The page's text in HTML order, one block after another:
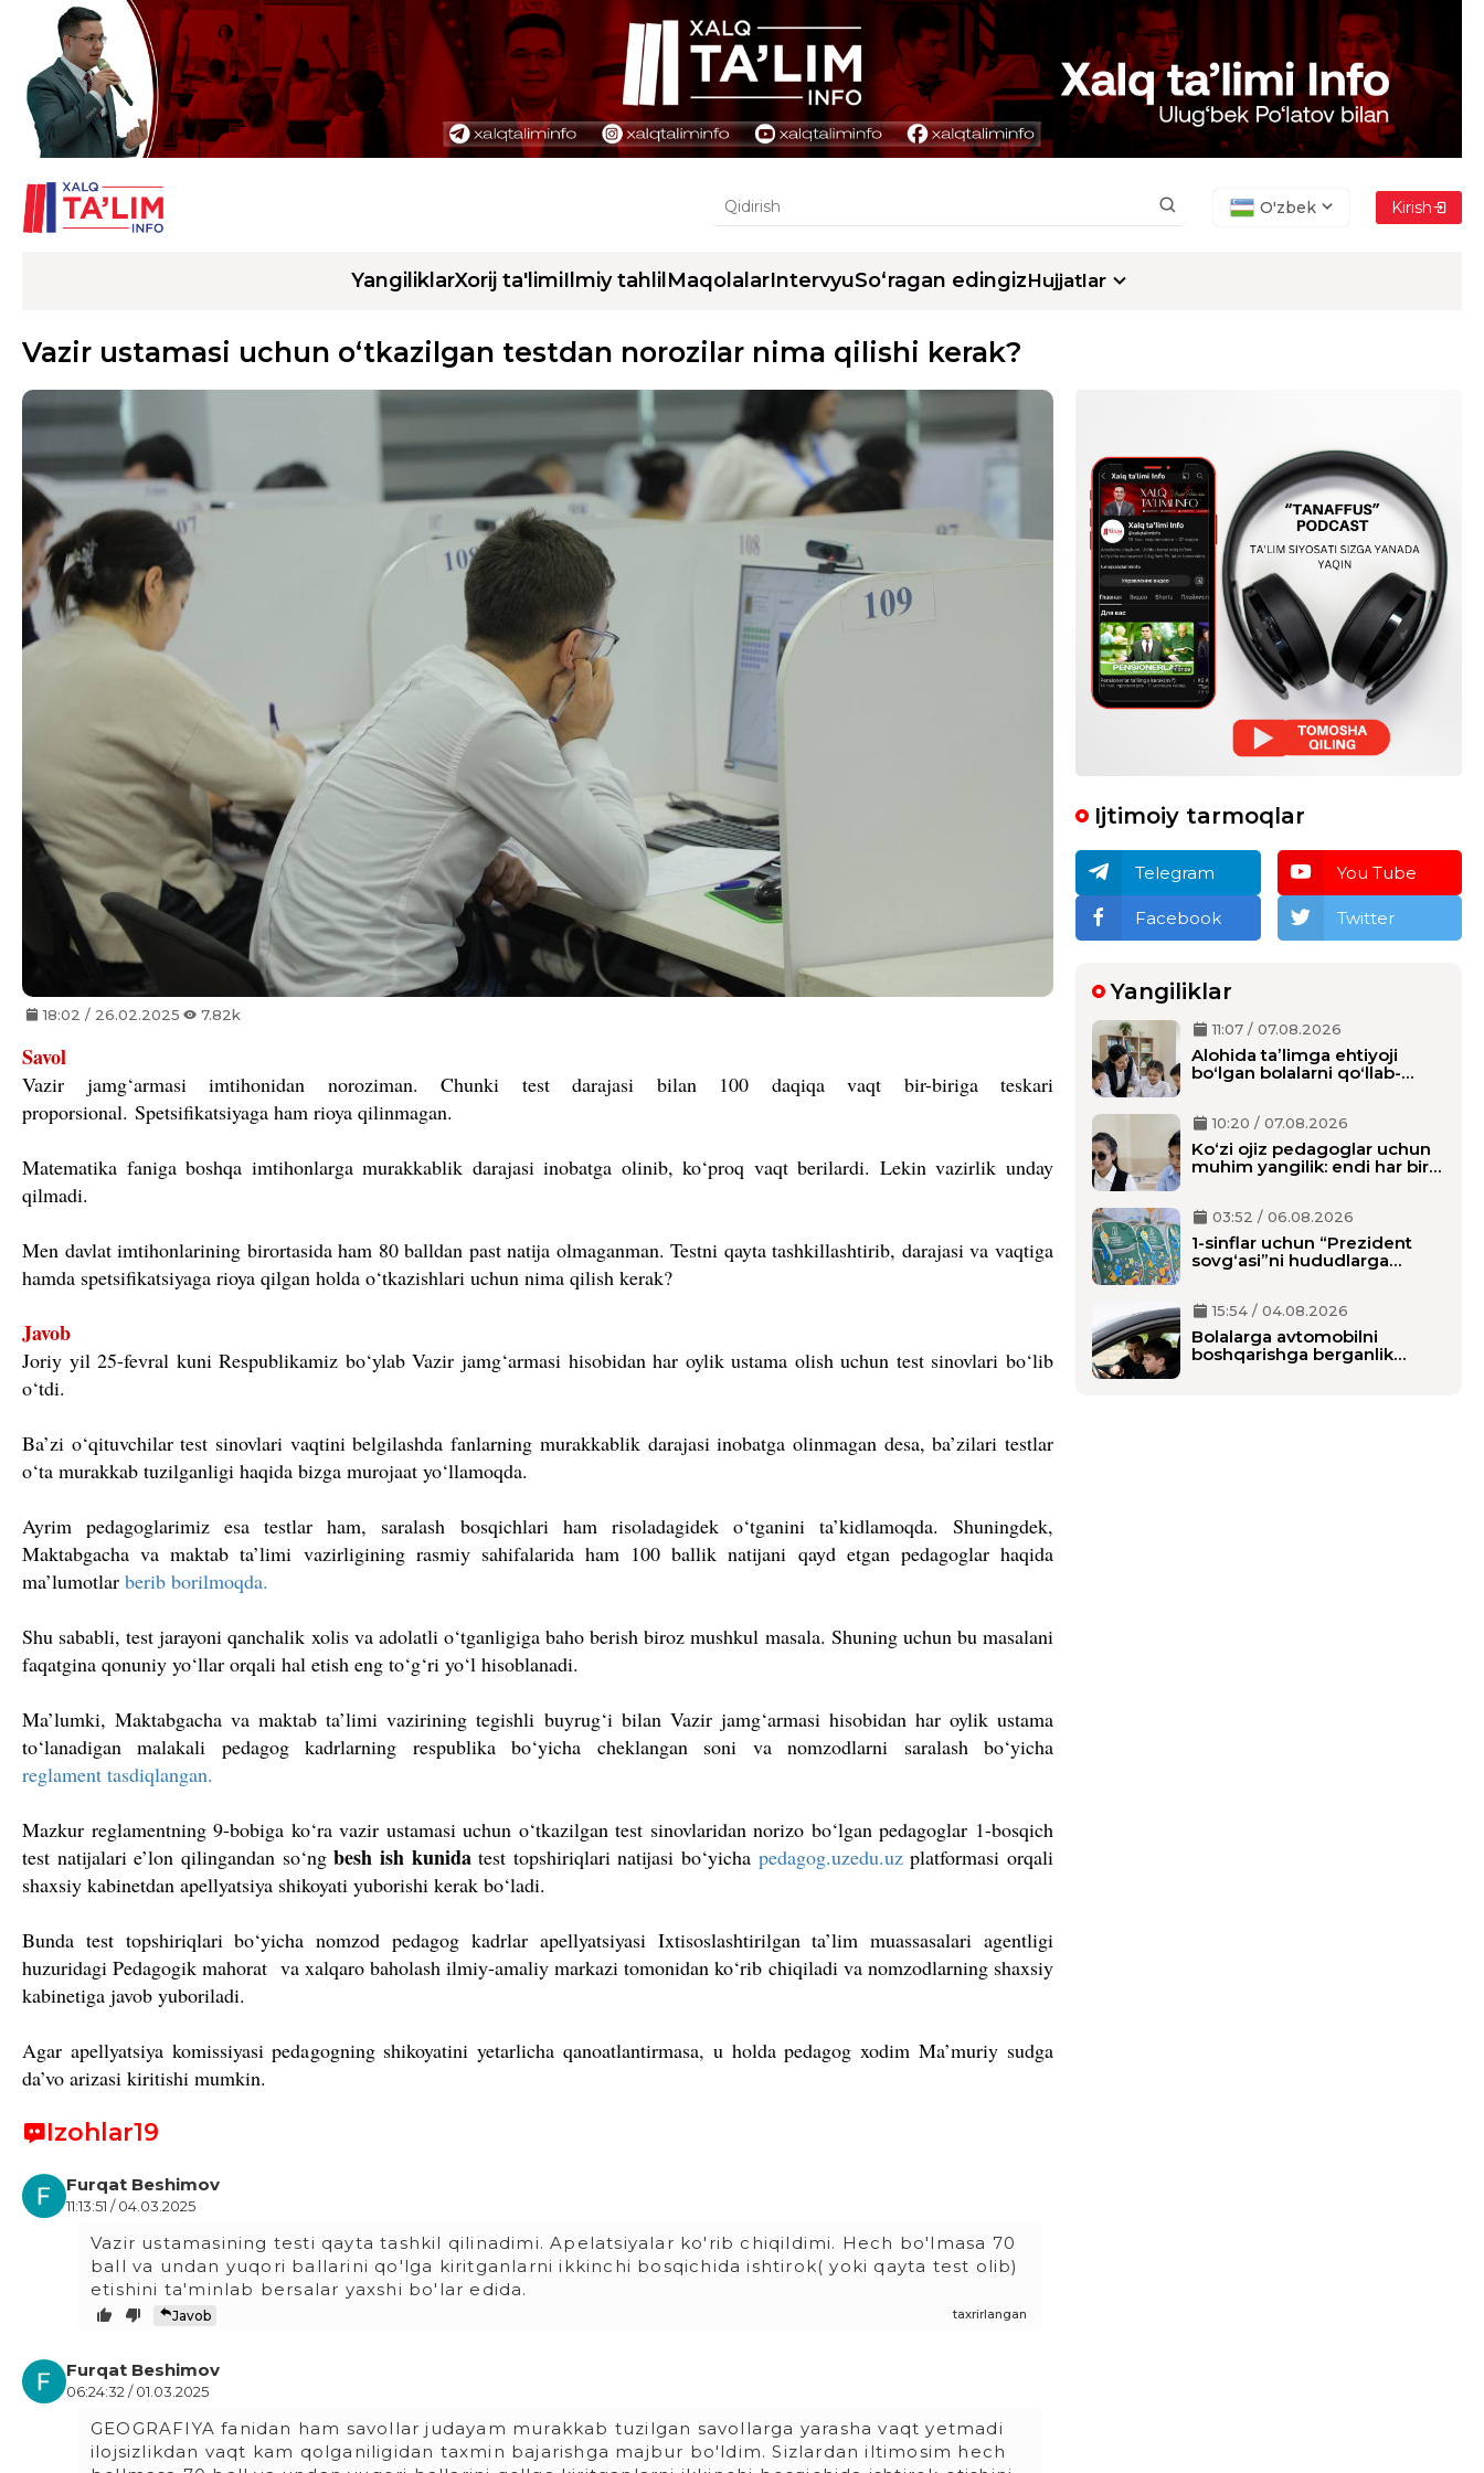
O'zbek Kirish
YangiliklarXorij ta'limiIlmiy tahlil MaqolalarIntervyuSo‘ragan edingizHujjatlar
Vazir ustamasi uchun o‘tkazilgan testdan norozilar nima qilishi kerak?
18:02 / 26.02.2025 7.82k
Savol
Vazir jamg‘armasi imtihonidan noroziman. Chunki test darajasi bilan 100 daqiqa vaqt bir-biriga teskari
proporsional. Spetsifikatsiyaga ham rioya qilinmagan.
Matematika faniga boshqa imtihonlarga murakkablik darajasi inobatga olinib, ko‘proq vaqt berilardi. Lekin vazirlik unday
qilmadi.
Men davlat imtihonlarining birortasida ham 80 balldan past natija olmaganman. Testni qayta tashkillashtirib, darajasi va vaqtiga
hamda spetsifikatsiyaga rioya qilgan holda o‘tkazishlari uchun nima qilish kerak?
Javob
Joriy yil 25-fevral kuni Respublikamiz bo‘ylab Vazir jamg‘armasi hisobidan har oylik ustama olish uchun test sinovlari bo‘lib
o‘tdi.
Ba’zi o‘qituvchilar test sinovlari vaqtini belgilashda fanlarning murakkablik darajasi inobatga olinmagan desa, ba’zilari testlar
o‘ta murakkab tuzilganligi haqida bizga murojaat yo‘llamoqda.
Ayrim pedagoglarimiz esa testlar ham, saralash bosqichlari ham risoladagidek o‘tganini ta’kidlamoqda. Shuningdek,
Maktabgacha va maktab ta’limi vazirligining rasmiy sahifalarida ham 100 ballik natijani qayd etgan pedagoglar haqida
ma’lumotlar berib borilmoqda.
Shu sababli, test jarayoni qanchalik xolis va adolatli o‘tganligiga baho berish biroz mushkul masala. Shuning uchun bu masalani
faqatgina qonuniy yo‘llar orqali hal etish eng to‘g‘ri yo‘l hisoblanadi.
Ma’lumki, Maktabgacha va maktab ta’limi vazirining tegishli buyrug‘i bilan Vazir jamg‘armasi hisobidan har oylik ustama
to‘lanadigan malakali pedagog kadrlarning respublika bo‘yicha cheklangan soni va nomzodlarni saralash bo‘yicha
reglament tasdiqlangan.
Mazkur reglamentning 9-bobiga ko‘ra vazir ustamasi uchun o‘tkazilgan test sinovlaridan norizo bo‘lgan pedagoglar 1-bosqich
test natijalari e’lon qilingandan so‘ngbesh ish kunidatest topshiriqlari natijasi bo‘yicha pedagog.uzedu.uzplatformasi orqali
shaxsiy kabinetdan apellyatsiya shikoyati yuborishi kerak bo‘ladi.
Bunda test topshiriqlari bo‘yicha nomzod pedagog kadrlar apellyatsiyasi Ixtisoslashtirilgan ta’lim muassasalari agentligi
huzuridagi Pedagogik mahorat va xalqaro baholash ilmiy-amaliy markazi tomonidan ko‘rib chiqiladi va nomzodlarning shaxsiy
kabinetiga javob yuboriladi.
Agar apellyatsiya komissiyasi pedagogning shikoyatini yetarlicha qanoatlantirmasa, u holda pedagog xodim Ma’muriy sudga
da’vo arizasi kiritishi mumkin.
Izohlar19
Furqat Beshimov
11:13:51 / 04.03.2025
Vazir ustamasining testi qayta tashkil qilinadimi. Apelatsiyalar ko'rib chiqildimi. Hech bo'lmasa 70
ball va undan yuqori ballarini qo'lga kiritganlarni ikkinchi bosqichida ishtirok( yoki qayta test olib)
etishini ta'minlab bersalar yaxshi bo'lar edida.
taxrirlangan
Javob
Furqat Beshimov
06:24:32 / 01.03.2025
GEOGRAFIYA fanidan ham savollar judayam murakkab tuzilgan savollarga yarasha vaqt yetmadi
ilojsizlikdan vaqt kam qolganiligidan taxmin bajarishga majbur bo'ldim. Sizlardan iltimosim hech
Ijtimoiy tarmoqlar
Telegram You Tube
Facebook Twitter
Yangiliklar
11:07 / 07.08.2026
Alohida taʼlimga ehtiyoji
boʻlgan bolalarni qoʻllab-
10:20 / 07.08.2026
Ko‘zi ojiz pedagoglar uchun
muhim yangilik: endi har bir
03:52 / 06.08.2026
1-sinflar uchun “Prezident
sovg‘asi”ni hududlarga
yetkaziladi?
15:54 / 04.08.2026
Bolalarga avtomobilni
boshqarishga berganlik